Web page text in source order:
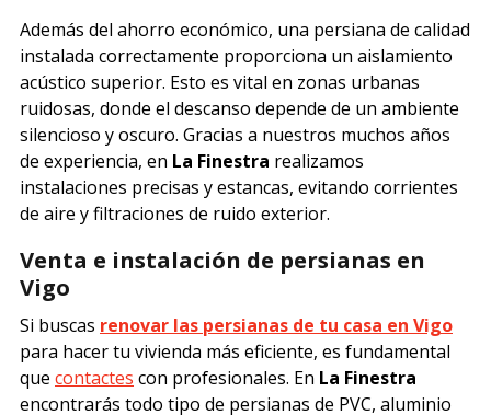
Además del ahorro económico, una persiana de calidad
instalada correctamente proporciona un aislamiento
acústico superior. Esto es vital en zonas urbanas
ruidosas, donde el descanso depende de un ambiente
silencioso y oscuro. Gracias a nuestros muchos años
de experiencia, en La Finestra realizamos
instalaciones precisas y estancas, evitando corrientes
de aire y filtraciones de ruido exterior.
Venta e instalación de persianas en
Vigo
Si buscas renovar las persianas de tu casa en Vigo
para hacer tu vivienda más eficiente, es fundamental
que contactes con profesionales. En La Finestra
encontrarás todo tipo de persianas de PVC, aluminio